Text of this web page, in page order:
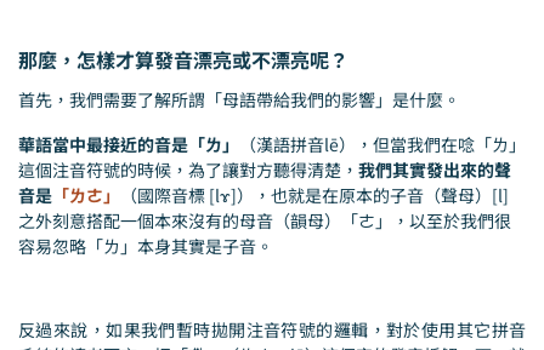
那麼，怎樣才算發音漂亮或不漂亮呢？
首先，我們需要了解所謂「母語帶給我們的影響」是什麼。
華語當中最接近的音是「ㄌ」
（漢語拼音lē），但當我們在唸「ㄌ」
這個注音符號的時候，為了讓對方聽得清楚， 我們其實發出來的聲
音是 「ㄌㄜ」
（國際音標 [lɤ]），也就是在原本的子音（聲母）[l]
之外刻意搭配一個本來沒有的母音（韻母）「ㄜ」，以至於我們很
容易忽略「ㄌ」本身其實是子音。
反過來說，如果我們暫時拋開注音符號的邏輯，對於使用其它拼音